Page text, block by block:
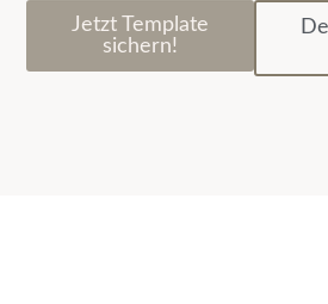
Jetzt Template
sichern!